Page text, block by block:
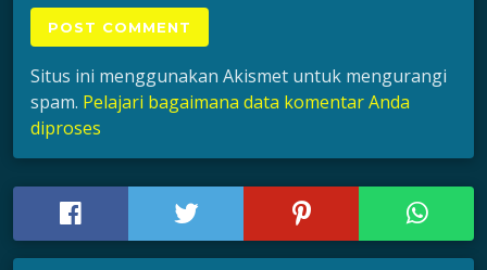
Situs ini menggunakan Akismet untuk mengurangi
spam. Pelajari bagaimana data komentar Anda
diproses